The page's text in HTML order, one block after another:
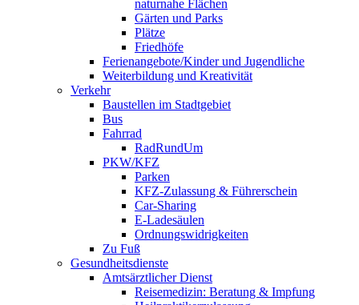
naturnahe Flächen
Gärten und Parks
Plätze
Friedhöfe
Ferienangebote/Kinder und Jugendliche
Weiterbildung und Kreativität
Verkehr
Baustellen im Stadtgebiet
Bus
Fahrrad
RadRundUm
PKW/KFZ
Parken
KFZ-Zulassung & Führerschein
Car-Sharing
E-Ladesäulen
Ordnungswidrigkeiten
Zu Fuß
Gesundheitsdienste
Amtsärztlicher Dienst
Reisemedizin: Beratung & Impfung